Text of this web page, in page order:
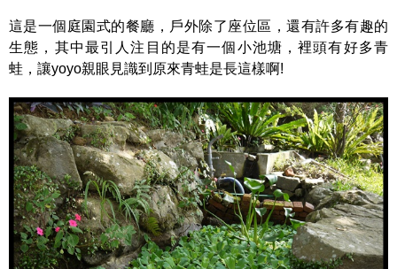
這是一個庭園式的餐廳，戶外除了座位區，還有許多有趣的
生態，其中最引人注目的是有一個小池塘，裡頭有好多青
蛙，讓yoyo親眼見識到原來青蛙是長這樣啊!